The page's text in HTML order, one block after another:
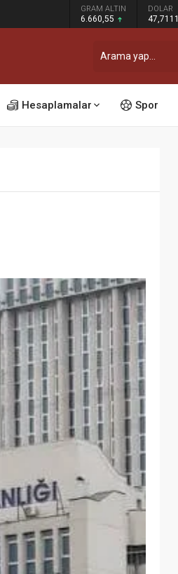
GRAM ALTIN
6.660,55
DOLAR
47,7111
Hesaplamalar Spor